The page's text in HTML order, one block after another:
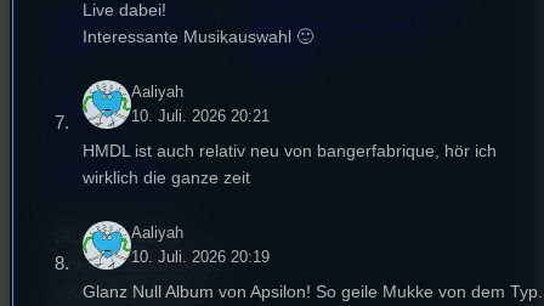
Cookie-Richtlinie
(EU)
Empfang
EPK & Presse
Start your own radio
Studentenfunk
Universitätsstraße 31
93053 Regensburg
Live dabei!
Interessante Musikauswahl 🙂
Aaliyah
10. Juli. 2026 20:21
HMDL ist auch relativ neu von bangerfabrique, hör ich
wirklich die ganze zeit
Aaliyah
10. Juli. 2026 20:19
Glanz Null Album von Apsilon! So geile Mukke von dem Typ.